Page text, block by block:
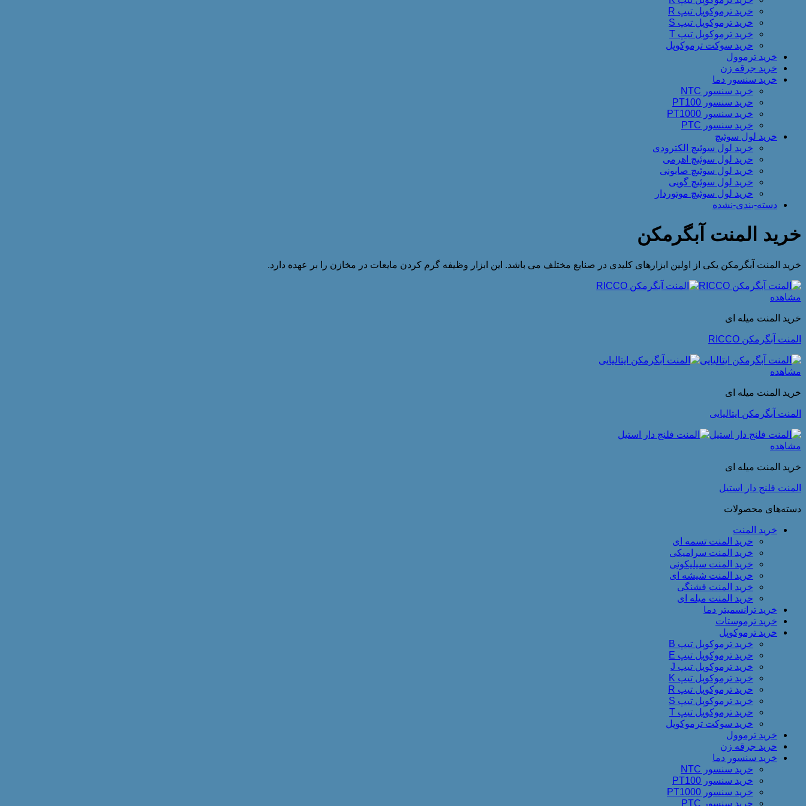
خرید ترموکوپل تیپ R
خرید ترموکوپل تیپ S
خرید ترموکوپل تیپ T
خرید سوکت ترموکوپل
خرید ترموول
خرید جرقه زن
خرید سنسور دما
خرید سنسور NTC
خرید سنسور PT100
خرید سنسور PT1000
خرید سنسور PTC
خرید لول سوئیچ
خرید لول سوئیچ الکترودی
خرید لول سوئیچ اهرمی
خرید لول سوئیچ صابونی
خرید لول سوئیچ گویی
خرید لول سوئیچ موتوردار
دسته-بندی-نشده
خرید المنت آبگرمکن
خرید المنت آبگرمکن یکی از اولین ابزارهای کلیدی در صنایع مختلف می باشد. این ابزار وظیفه گرم کردن مایعات در مخازن را بر عهده دارد.
مشاهده
خرید المنت میله ای
المنت آبگرمکن RICCO
مشاهده
خرید المنت میله ای
المنت آبگرمکن ایتالیایی
مشاهده
خرید المنت میله ای
المنت فلنج دار استیل
دسته‌های محصولات
خرید المنت
خرید المنت تسمه ای
خرید المنت سرامیکی
خرید المنت سیلیکونی
خرید المنت شیشه ای
خرید المنت فشنگی
خرید المنت میله ای
خرید ترانسمیتر دما
خرید ترموستات
خرید ترموکوپل
خرید ترموکوپل تیپ B
خرید ترموکوپل تیپ E
خرید ترموکوپل تیپ J
خرید ترموکوپل تیپ K
خرید ترموکوپل تیپ R
خرید ترموکوپل تیپ S
خرید ترموکوپل تیپ T
خرید سوکت ترموکوپل
خرید ترموول
خرید جرقه زن
خرید سنسور دما
خرید سنسور NTC
خرید سنسور PT100
خرید سنسور PT1000
خرید سنسور PTC